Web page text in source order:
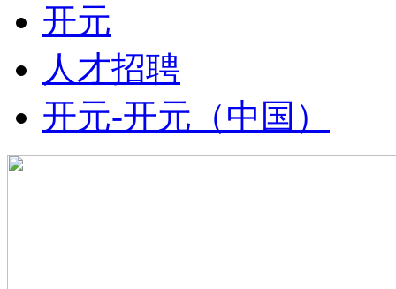
开元
人才招聘
开元-开元（中国）